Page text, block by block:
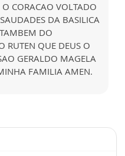
CORACAO VOLTADO
DA BASILICA
DO
RUTEN QUE DEUS O
GERALDO MAGELA
FAMILIA AMEN.